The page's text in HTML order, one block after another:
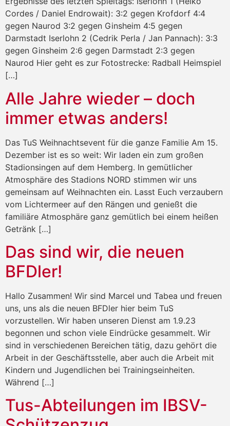
Cordes / Daniel Endrowait): 3:2 gegen Krofdorf 4:4
gegen Naurod 3:2 gegen Ginsheim 4:5 gegen
Darmstadt Iserlohn 2 (Cedrik Perla / Jan Pannach): 3:3
gegen Ginsheim 2:6 gegen Darmstadt 2:3 gegen
Naurod Hier geht es zur Fotostrecke: Radball Heimspiel
[…]
Alle Jahre wieder – doch
immer etwas anders!
Das TuS Weihnachtsevent für die ganze Familie Am 15.
Dezember ist es so weit: Wir laden ein zum großen
Stadionsingen auf dem Hemberg. In gemütlicher
Atmosphäre des Stadions NORD stimmen wir uns
gemeinsam auf Weihnachten ein. Lasst Euch verzaubern
vom Lichtermeer auf den Rängen und genießt die
familiäre Atmosphäre ganz gemütlich bei einem heißen
Getränk […]
Das sind wir, die neuen
BFDler!
Hallo Zusammen! Wir sind Marcel und Tabea und freuen
uns, uns als die neuen BFDler hier beim TuS
vorzustellen. Wir haben unseren Dienst am 1.9.23
begonnen und schon viele Eindrücke gesammelt. Wir
sind in verschiedenen Bereichen tätig, dazu gehört die
Arbeit in der Geschäftsstelle, aber auch die Arbeit mit
Kindern und Jugendlichen bei Trainingseinheiten.
Während […]
Tus-Abteilungen im IBSV-